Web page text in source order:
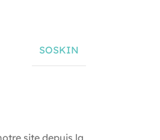
SOSKIN
site depuis la